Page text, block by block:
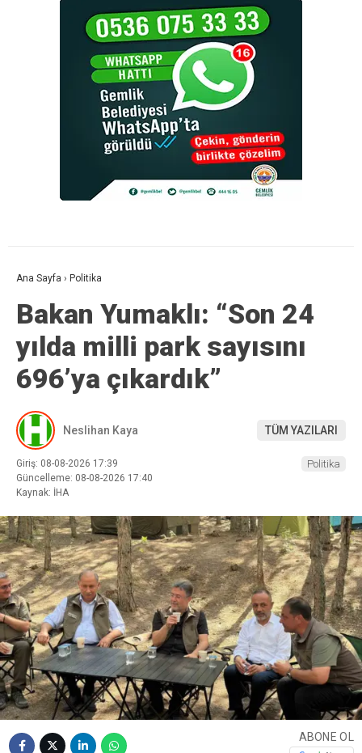
Ana Sayfa › Politika
Bakan Yumaklı: “Son 24
yılda milli park sayısını
696’ya çıkardık”
Neslihan Kaya TÜM YAZILARI
Giriş: 08-08-2026 17:39
Güncelleme: 08-08-2026 17:40
Kaynak: İHA
Politika
ABONE OL